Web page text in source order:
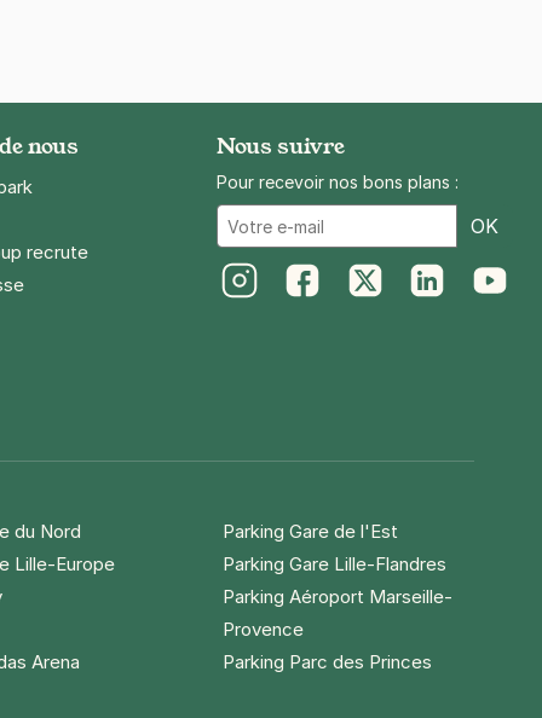
nous
recrute
Nous suivre
Pour recevoir nos bons plans :
OK
du Nord
Parking Gare de l'Est
Lille-Europe
Parking Gare Lille-Flandres
Parking Aéroport Marseille-
Provence
Arena Parking Parc des Princes